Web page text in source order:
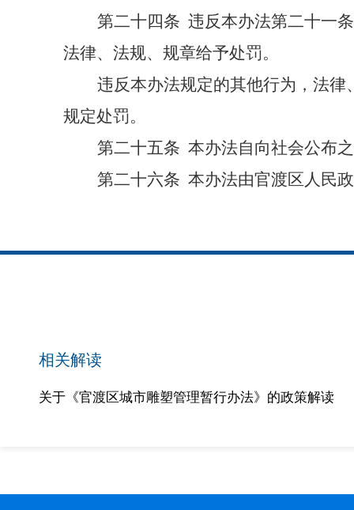
第二十四条 违反本办法第二十一
法律、法规、规章给予处罚。
违反本办法规定的其他行为，法
规定处罚。
第二十五条 本办法自向社会公布
第二十六条 本办法由官渡区人民
相关解读
关于《官渡区城市雕塑管理暂行办法》的政策解读